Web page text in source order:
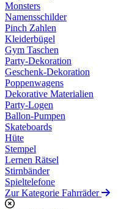
Monsters
Namensschilder
Pinch Zahlen
Kleiderbügel
Gym Taschen
Party-Dekoration
Geschenk-Dekoration
Poppenwagens
Dekorative Materialien
Party-Logen
Ballon-Pumpen
Skateboards
Hüte
Stempel
Lernen Rätsel
Stirnbänder
Spieltelefone
Zur Kategorie Fahrräder